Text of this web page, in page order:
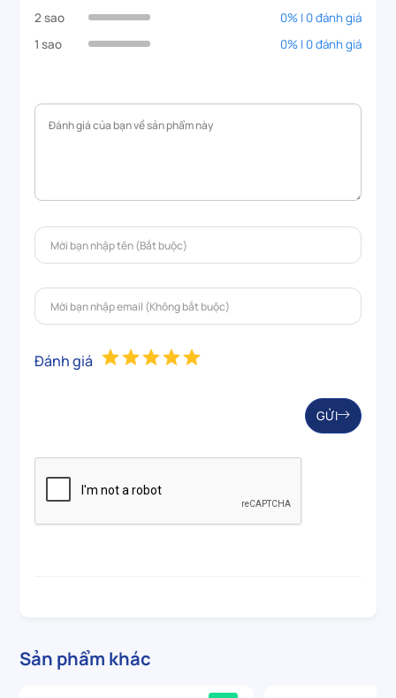
2 sao
0% | 0 đánh giá
1 sao
0% | 0 đánh giá
Đánh giá
GỬI
Sản phẩm khác